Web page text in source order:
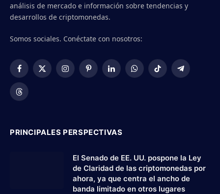
análisis de mercado e información sobre tendencias y
desarrollos de criptomonedas.
Somos sociales. Conéctate con nosotros:
Facebook
X
InstagramPinterestLinkedInWhatsApp
TikTok Telegram
Threads
PRINCIPALES PERSPECTIVAS
El Senado de EE. UU. pospone la Ley
de Claridad de las criptomonedas por
ahora, ya que centra el ancho de
banda limitado en otros lugares